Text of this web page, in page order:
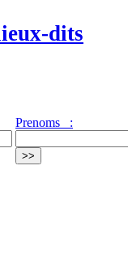
dits
Prenoms :